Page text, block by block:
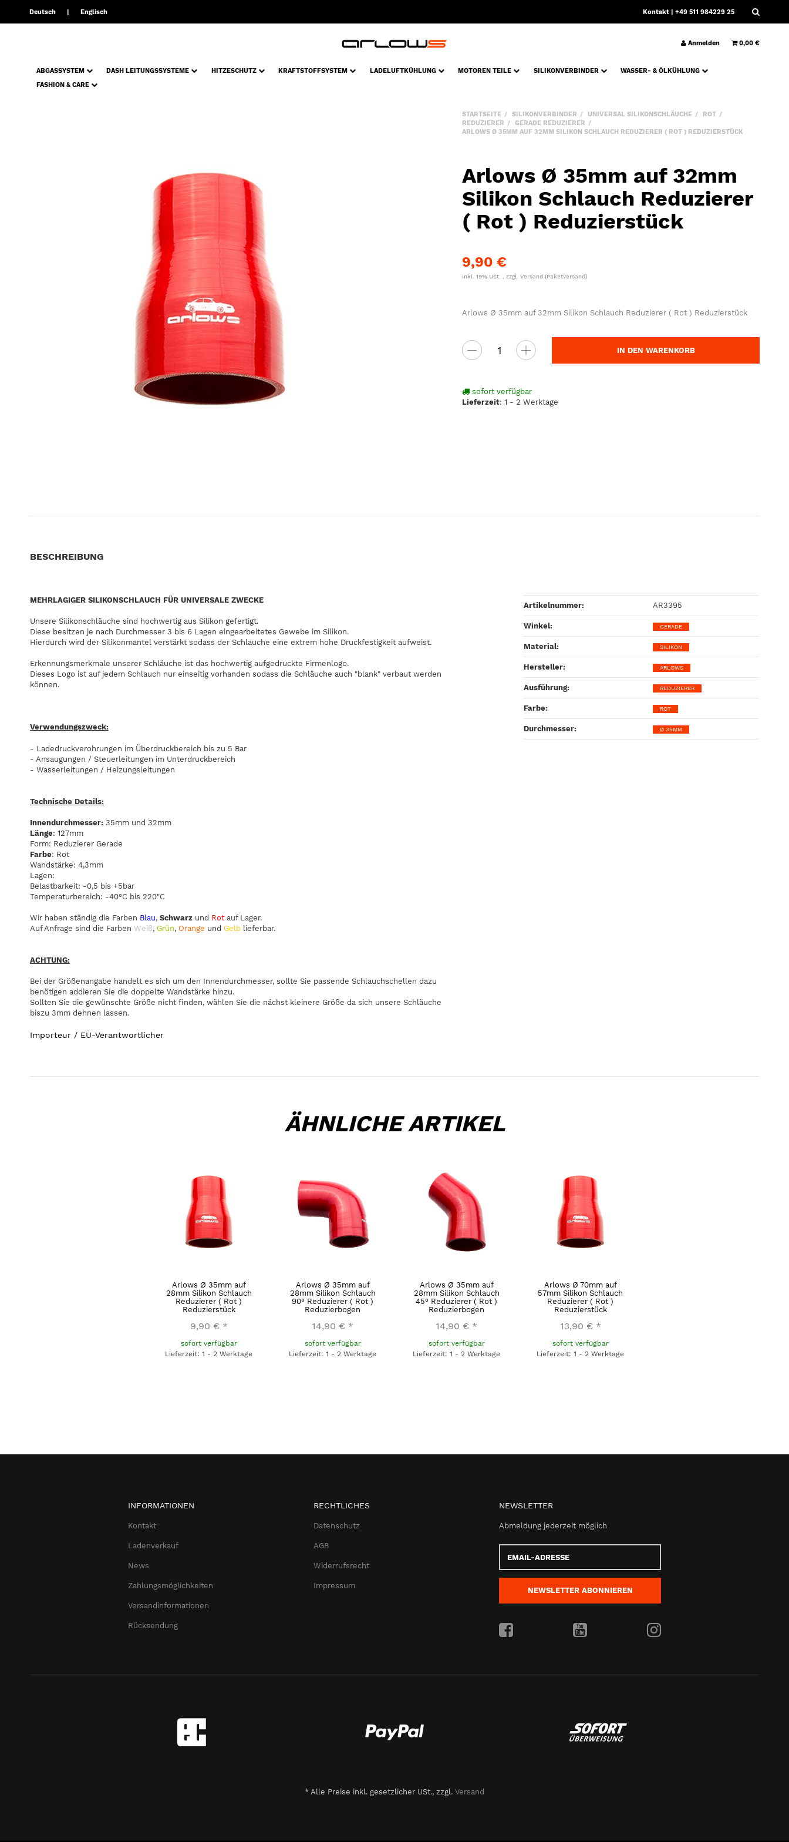
Deutsch Englisch Kontakt | +49 511 984229 25
Anmelden 0,00 €
ABGASSYSTEM DASH LEITUNGSSYSTEME HITZESCHUTZ KRAFTSTOFFSYSTEM LADELUFTKÜHLUNG MOTOREN TEILE SILIKONVERBINDER
WASSER- & ÖLKÜHLUNG
FASHION & CARE
STARTSEITE SILIKONVERBINDER UNIVERSAL SILIKONSCHLÄUCHE
ROT
REDUZIERER
GERADE REDUZIERER
ARLOWS Ø 35MM AUF 32MM SILIKON SCHLAUCH REDUZIERER ( ROT ) REDUZIERSTÜCK
Arlows Ø 35mm auf 32mm
Silikon Schlauch Reduzierer
( Rot ) Reduzierstück
9,90 €
inkl. 19% USt. , zzgl.Versand(Paketversand)
Arlows Ø 35mm auf 32mm Silikon Schlauch Reduzierer ( Rot ) Reduzierstück
IN DEN WARENKORB
sofort verfügbar
Lieferzeit:1 - 2 Werktage
BESCHREIBUNG
MEHRLAGIGER SILIKONSCHLAUCH FÜR UNIVERSALE ZWECKE
Unsere Silikonschläuche sind hochwertig aus Silikon gefertigt.
Diese besitzen je nach Durchmesser 3 bis 6 Lagen eingearbeitetes Gewebe im Silikon.
Hierdurch wird der Silikonmantel verstärkt sodass der Schlauche eine extrem hohe Druckfestigkeit aufweist.
Erkennungsmerkmale unserer Schläuche ist das hochwertig aufgedruckte Firmenlogo.
Dieses Logo ist auf jedem Schlauch nur einseitig vorhanden sodass die Schläuche auch "blank" verbaut werden
können.
Verwendungszweck:
- Ladedruckverohrungen im Überdruckbereich bis zu 5 Bar
- Ansaugungen / Steuerleitungen im Unterdruckbereich
- Wasserleitungen / Heizungsleitungen
Technische Details:
Innendurchmesser: 35mm und 32mm
Länge: 127mm
Form: Reduzierer Gerade
Farbe: Rot
Wandstärke: 4,3mm
Lagen:
Belastbarkeit: -0,5 bis +5bar
Temperaturbereich: -40°C bis 220"C
Wir haben ständig die Farben Blau, Schwarz und Rot auf Lager.
Auf Anfrage sind die Farben Weiß, Grün, Orange und Gelb lieferbar.
ACHTUNG:
Bei der Größenangabe handelt es sich um den Innendurchmesser, sollte Sie passende Schlauchschellen dazu
benötigen addieren Sie die doppelte Wandstärke hinzu.
Sollten Sie die gewünschte Größe nicht finden, wählen Sie die nächst kleinere Größe da sich unsere Schläuche
biszu 3mm dehnen lassen.
Artikelnummer: AR3395
Winkel‍: GERADE
Material‍: SILIKON
Hersteller‍: ARLOWS
Ausführung‍: REDUZIERER
Farbe‍: ROT
Durchmesser‍: Ø 35MM
Importeur / EU-Verantwortlicher
ÄHNLICHE ARTIKEL
Arlows Ø 35mm auf
28mm Silikon Schlauch
Reduzierer ( Rot )
Reduzierstück
9,90 € *
sofort verfügbar
Lieferzeit: 1 - 2 Werktage
Arlows Ø 35mm auf
28mm Silikon Schlauch
90° Reduzierer ( Rot )
Reduzierbogen
14,90 € *
sofort verfügbar
Lieferzeit: 1 - 2 Werktage
Arlows Ø 35mm auf
28mm Silikon Schlauch
45° Reduzierer ( Rot )
Reduzierbogen
14,90 € *
sofort verfügbar
Lieferzeit: 1 - 2 Werktage
Arlows Ø 70mm auf
57mm Silikon Schlauch
Reduzierer ( Rot )
Reduzierstück
13,90 € *
sofort verfügbar
Lieferzeit: 1 - 2 Werktage
INFORMATIONEN
Kontakt
Ladenverkauf
News
Zahlungsmöglichkeiten
Versandinformationen
Rücksendung
RECHTLICHES
Datenschutz
AGB
Widerrufsrecht
Impressum
NEWSLETTER
Abmeldung jederzeit möglich
Adresse
NEWSLETTER ABONNIEREN
* Alle Preise inkl. gesetzlicher USt., zzgl. Versand